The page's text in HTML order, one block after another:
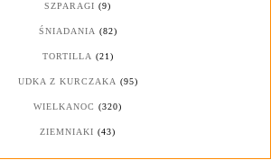
SZPARAGI (9)
ŚNIADANIA (82)
TORTILLA (21)
UDKA Z KURCZAKA (95)
WIELKANOC (320)
ZIEMNIAKI (43)